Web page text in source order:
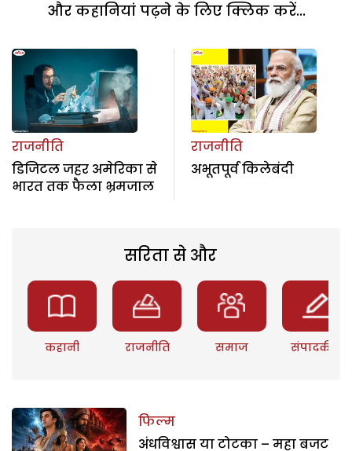
और कहानियां पढ़ने के लिए क्लिक करें...
राजनीति
डिजिटल जहर अमेरिका से
भारत तक फैला भ्रमजाल
राजनीति
अभूतपूर्व किलेबंदी
सरिता से और
कहानी राजनीति समाज संपादकीय
फिल्म
अंधविश्वास या टोटका – महा बजट